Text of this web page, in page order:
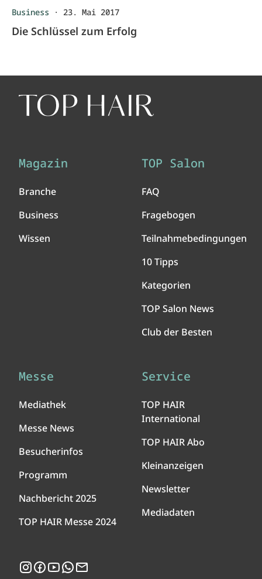
Business · 23. Mai 2017
Die Schlüssel zum Erfolg
Magazin
Branche
Business
Wissen
TOP Salon
FAQ
Fragebogen
Teilnahmebedingungen
10 Tipps
Kategorien
TOP Salon News
Club der Besten
Messe
Mediathek
Messe News
Besucherinfos
Programm
Nachbericht 2025
TOP HAIR Messe 2024
Service
TOP HAIR
International
TOP HAIR Abo
Kleinanzeigen
Newsletter
Mediadaten
Instagram
Facebook
YouTubeWhatsApp